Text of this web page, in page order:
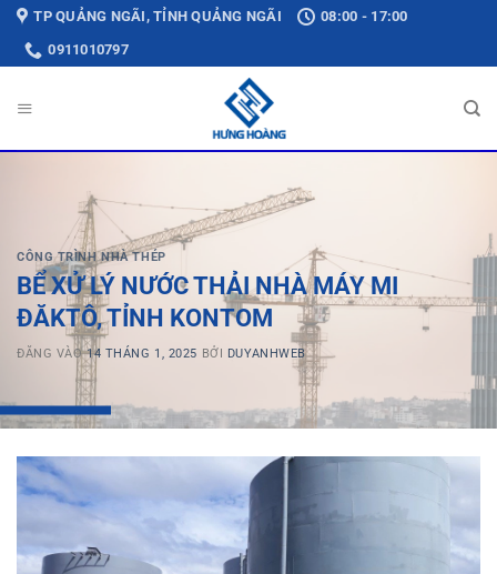
Bỏ
qua
nội
TP QUẢNG NGÃI, TỈNH QUẢNG NGÃI
08:00 - 17:00
0911010797
CÔNG TRÌNH NHÀ THÉP
BỂ XỬ LÝ NƯỚC THẢI NHÀ MÁY MI
ĐĂKTÔ, TỈNH KONTOM
ĐĂNG VÀO14 THÁNG 1, 2025 BỞI DUYANHWEB